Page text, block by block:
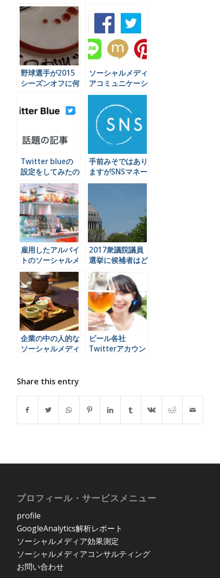
野球選手が2015
シーズンオフに何
Twitterで見てみ
よう
ソーシャルメディ
アコミュニケーシ
ョンの代行業務を
できる会社は日本
にほとんど無いら
しい。
Twitter blueの
設定をしてみたの
で今わかっている
ことを書いておく
手前みそではあり
ますがSNSマネー
ジャー養成講座を
付いた予想外のメ
リットを書きます
雇用したアルバイ
トのソーシャルメ
ディア投稿による
炎上を防ぐことは
できるのか
2017衆議院議員
選挙に候補者はど
うソーシャルメデ
ィアを運用すれば
良いのか
企業の中の人的な
ソーシャルメディ
からその価値を考
ビール各社
Twitterアカウン
Share this entry
プロフィール・サービスメニュー
profile
GoogleAnalytics解析レポート
ソーシャルメディア効果測定
ソーシャルメディアコンサルティング
お問い合わせ